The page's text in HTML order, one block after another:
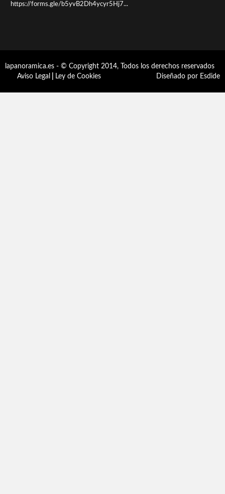
https://forms.gle/b5yvB2Dh4ycyr5Hj7...
lapanoramica.es - © Copyright 2014, Todos los derechos reservados
Aviso Legal
Ley de Cookies Diseñado por Esdide